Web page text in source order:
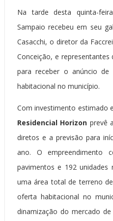
Na tarde desta quinta-
Sampaio recebeu em seu
Casacchi, o diretor da
Conceição, e representantes
para receber o anúncio de
habitacional no município.
Com investimento estimado
Residencial Horizon prevê
diretos e a previsão para
ano. O empreendimento
pavimentos e 192 unidades
uma área total de terreno
oferta habitacional no
dinamização do mercado